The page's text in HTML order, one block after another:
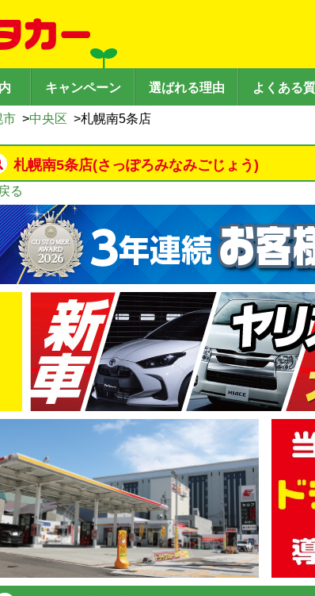
キャンペーン 選ばれる理由 よくある
市 >中央区 >札幌南5条店
札幌南5条店(さっぽろみなみごじょう)
る